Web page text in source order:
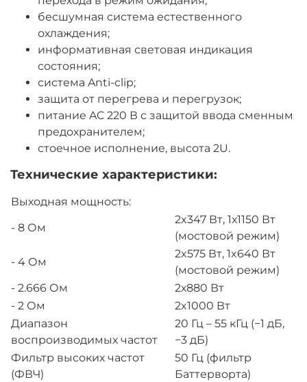
бесшумная система естественного
охлаждения;
информативная световая индикация
состояния;
система Anti-clip;
защита от перегрева и перегрузок;
питание AC 220 В с защитой ввода сменным
предохранителем;
стоечное исполнение, высота 2U.
Технические характеристики:
Выходная мощность:
- 8 Ом
2x347 Вт, 1х1150 Вт
(мостовой режим)
- 4 Ом
2x575 Вт, 1x640 Вт
(мостовой режим)
- 2.666 Ом
2х880 Вт
- 2 Ом
2x1000 Вт
Диапазон
воспроизводимых частот
20 Гц – 55 кГц (−1 дБ,
−3 дБ)
Фильтр высоких частот
(ФВЧ)
50 Гц (фильтр
Баттерворта)